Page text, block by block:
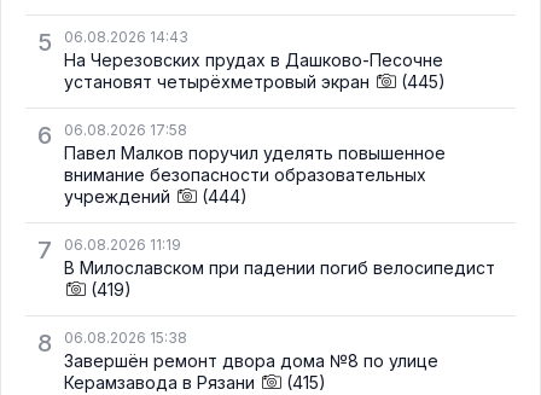
5 06.08.2026 14:43
На Черезовских прудах в Дашково-Песочне
установят четырёхметровый экран
(445)
6 06.08.2026 17:58
Павел Малков поручил уделять повышенное
внимание безопасности образовательных
учреждений
(444)
7 06.08.2026 11:19
В Милославском при падении погиб велосипедист
(419)
8 06.08.2026 15:38
Завершён ремонт двора дома №8 по улице
Керамзавода в Рязани
(415)